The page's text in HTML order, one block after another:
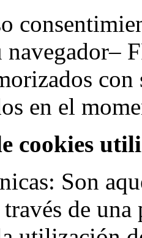
navegador–
con
en el
cookies
Son
de